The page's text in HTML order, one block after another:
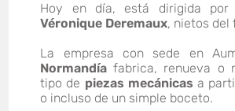
Hoy en día, está dirigida
Véronique Deremaux, nietos del
La empresa con sede en
Normandía fabrica, renueva o
tipo de piezas mecánicas a
o incluso de un simple boceto.